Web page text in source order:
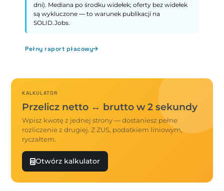
dni). Mediana po środku widełek; oferty bez widełek
są wykluczone — to warunek publikacji na
SOLID.Jobs.
Pełny raport płacowy
KALKULATOR
Przelicz netto ↔ brutto w 2 sekundy
Wpisz kwotę z jednej strony — dostaniesz pełne
rozliczenie z drugiej. Z ZUS, podatkiem liniowym,
ryczałtem.
Otwórz kalkulator